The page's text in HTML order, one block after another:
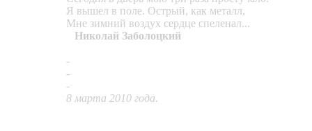
Я вышел в поле. Острый, как металл,
Мне зимний воздух сердце спеленал...
Николай Заболоцкий
-
-
-
8 марта 2010 года.